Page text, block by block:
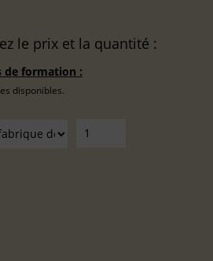
le prix et la quantité :
de formation :
disponibles.